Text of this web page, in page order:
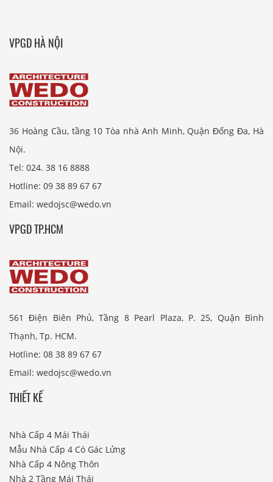
VPGD HÀ NỘI
36 Hoàng Cầu, tầng 10 Tòa nhà Anh Minh, Quận Đống Đa, Hà
Nội.
Tel: 024. 38 16 8888
Hotline: 09 38 89 67 67
Email: wedojsc@wedo.vn
VPGD TP.HCM
561 Điện Biên Phủ, Tầng 8 Pearl Plaza, P. 25, Quận Bình
Thạnh, Tp. HCM.
Hotline: 08 38 89 67 67
Email: wedojsc@wedo.vn
THIẾT KẾ
Nhà Cấp 4 Mái Thái
Mẫu Nhà Cấp 4 Có Gác Lửng
Nhà Cấp 4 Nông Thôn
Nhà 2 Tầng Mái Thái